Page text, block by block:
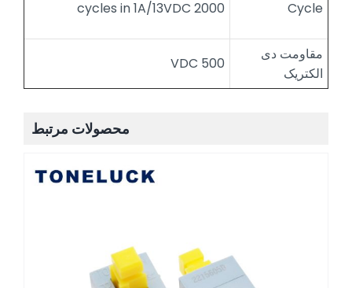
Cycle
2000 cycles in 1A/13VDC
مقاومت دی
الکتریک
500 VDC
محصولات مرتبط